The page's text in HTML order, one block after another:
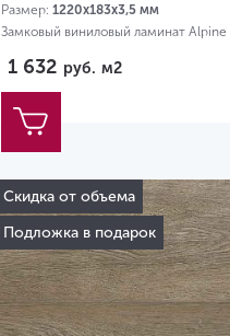
Размер: 1220х183х3,5 мм
Замковый виниловый ламинат Alpine
1 632 руб. м2
Скидка от объема
Подложка в подарок